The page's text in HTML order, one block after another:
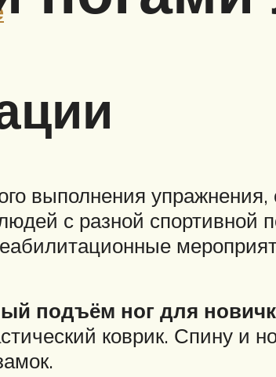
выполнения
с разной спортивной
подъём ног для
коврик. Спину и